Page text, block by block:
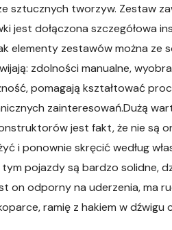
sztucznych tworzyw. Zestaw
jest dołączona szczegółowa
elementy zestawów można ze
zdolności manualne,
pomagają kształtować
zainteresowań.Dużą
jest fakt, że nie są
i ponownie skręcić według
pojazdy są bardzo solidne,
on odporny na uderzenia, ma
ramię z hakiem w